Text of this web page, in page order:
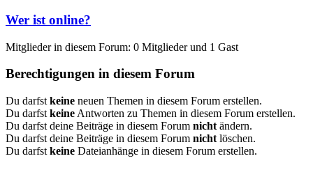
Wer ist online?
Mitglieder in diesem Forum: 0 Mitglieder und 1 Gast
Berechtigungen in diesem Forum
Du darfst keine neuen Themen in diesem Forum erstellen.
Du darfst keine Antworten zu Themen in diesem Forum erstellen.
Du darfst deine Beiträge in diesem Forum nicht ändern.
Du darfst deine Beiträge in diesem Forum nicht löschen.
Du darfst keine Dateianhänge in diesem Forum erstellen.